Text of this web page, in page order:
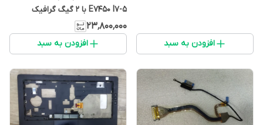
افزودن به سبد
E7450 I7-5 با 2 گیگ گرافیک
۲۳٬۸۰۰٬۰۰۰
افزودن به سبد